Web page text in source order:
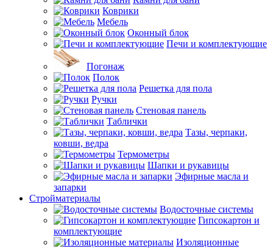
Коврики
Мебель
Оконный блок
Печи и комплектующие
Погонаж
Полок
Решетка для пола
Ручки
Стеновая панель
Таблички
Тазы, черпаки,
ковши, ведра
Термометры
Шапки и рукавицы
Эфирные масла и
запарки
Стройматериалы
Водосточные системы
Гипсокартон и
комплектующие
Изоляционные